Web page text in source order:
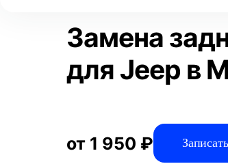
Замена
для Jeep в
от 1 950 ₽